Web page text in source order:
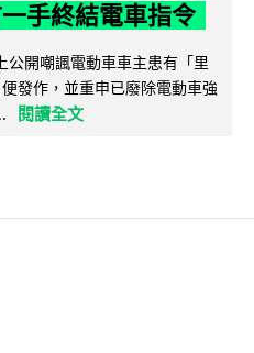
手終結電車指令
公開嘲諷電動車車主患有「里
發作，並重申已廢除電動車強
閱讀全文